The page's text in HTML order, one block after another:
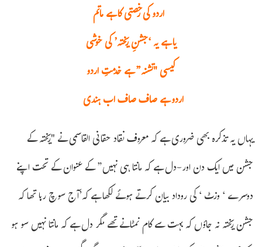
اردو کی رخصتی کا ہے ماتم
یا ہے یہ ‘جشنِ ریختہ’ کی خوشی
کیسی "تشنہ” ہے خدمتِ اردو
اردو ہے صاف صاف اب ہندی
یہاں یہ تذکرہ بھی ضروری ہے کہ معروف نقاد حقانی القاسمی نے "ریختہ کے
جشن میں ایک دن اور-دل ہے کہ مانتا ہی نہیں” کے عنوان کے تحت اپنے
دوسرے ‘ وزٹ ‘ کی روداد بیان کرتے ہوئے لکھا ہے کہ’آج سوچ رہا تھا کہ
جشن ریختہ نہ جاؤں کہ بہت سے کام نمٹانے تھے مگر دل ہے کہ مانتا نہیں سو ہو